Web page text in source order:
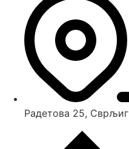
Радетова 25, Сврљиг